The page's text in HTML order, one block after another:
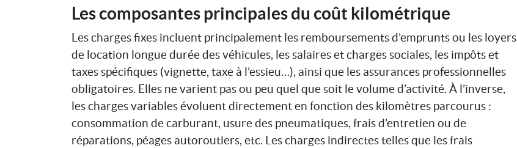
Les composantes principales du coût kilométrique
Les charges fixes incluent principalement les remboursements d’emprunts ou les loyers
de location longue durée des véhicules, les salaires et charges sociales, les impôts et
taxes spécifiques (vignette, taxe à l’essieu…), ainsi que les assurances professionnelles
obligatoires. Elles ne varient pas ou peu quel que soit le volume d’activité. À l’inverse,
les charges variables évoluent directement en fonction des kilomètres parcourus :
consommation de carburant, usure des pneumatiques, frais d’entretien ou de
réparations, péages autoroutiers, etc. Les charges indirectes telles que les frais